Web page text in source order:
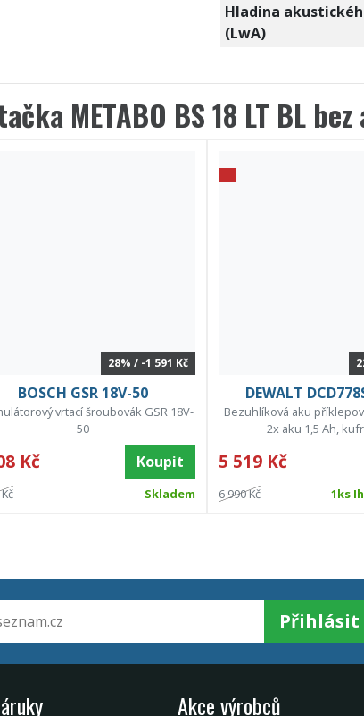
Hladina
(LwA)
METABO BS 18 LT BL
28% / -1 591 Kč
BOSCH GSR 18V-50
vrtací šroubovák GSR 18V-
50
Kč Koupit
Skladem
DEWALT
Bezuhlíková aku
2x aku 1,5 Ah,
5 519 Kč
6 990 Kč 1ks
Přihlásit
Akce výrobců